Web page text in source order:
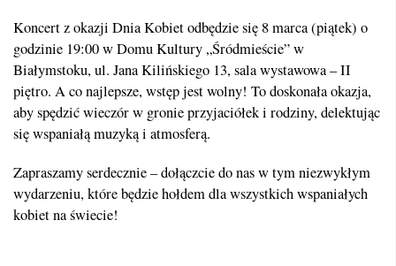
Koncert z okazji Dnia Kobiet odbędzie się 8 marca (piątek) o
godzinie 19:00 w Domu Kultury „Śródmieście” w
Białymstoku, ul. Jana Kilińskiego 13, sala wystawowa – II
piętro. A co najlepsze, wstęp jest wolny! To doskonała okazja,
aby spędzić wieczór w gronie przyjaciółek i rodziny, delektując
się wspaniałą muzyką i atmosferą.
Zapraszamy serdecznie – dołączcie do nas w tym niezwykłym
wydarzeniu, które będzie hołdem dla wszystkich wspaniałych
kobiet na świecie!